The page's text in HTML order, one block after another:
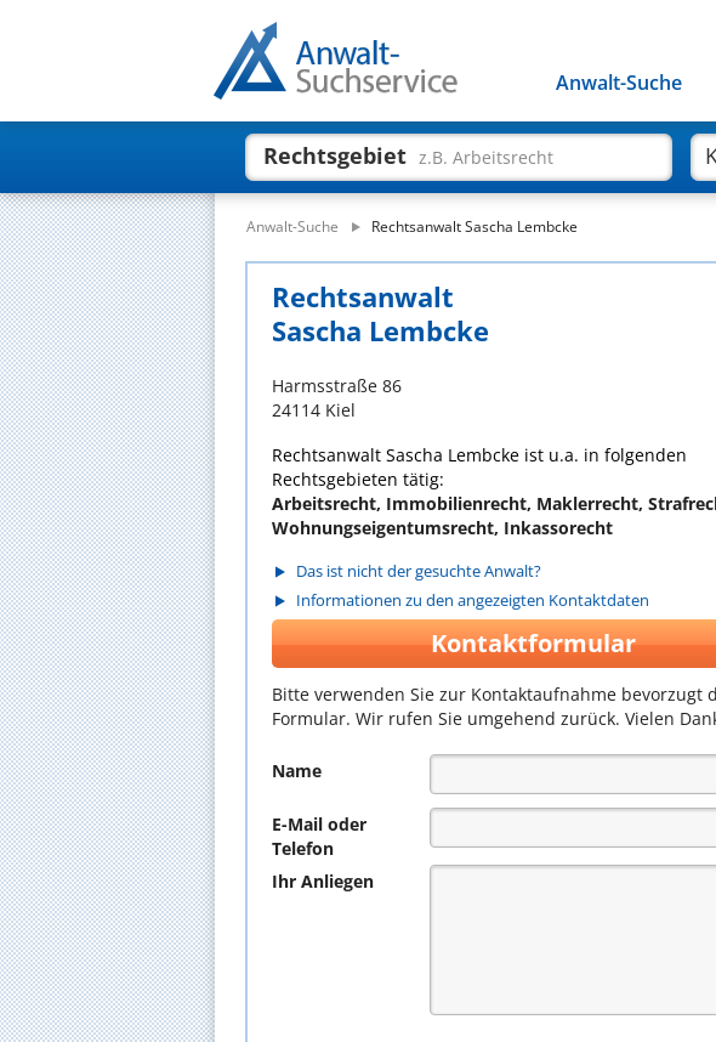
Anwalt-Suche
Rechtsgebiet z.B. Arbeitsrecht
Anwalt-Suche Rechtsanwalt Sascha Lembcke
Rechtsanwalt
Sascha Lembcke
Harmsstraße 86
24114 Kiel
Rechtsanwalt Sascha Lembcke ist u.a. in folgenden
Rechtsgebieten tätig:
Arbeitsrecht, Immobilienrecht, Maklerrecht,
Wohnungseigentumsrecht, Inkassorecht
Das ist nicht der gesuchte Anwalt?
Informationen zu den angezeigten Kontaktdaten
Kontaktformular
Bitte verwenden Sie zur Kontaktaufnahme bevorzugt
Formular. Wir rufen Sie umgehend zurück. Vielen
Name
E-Mail oder
Telefon
Ihr Anliegen